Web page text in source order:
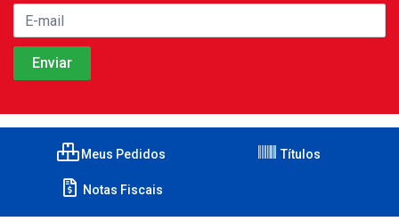
Meus Pedidos Títulos
Notas Fiscais